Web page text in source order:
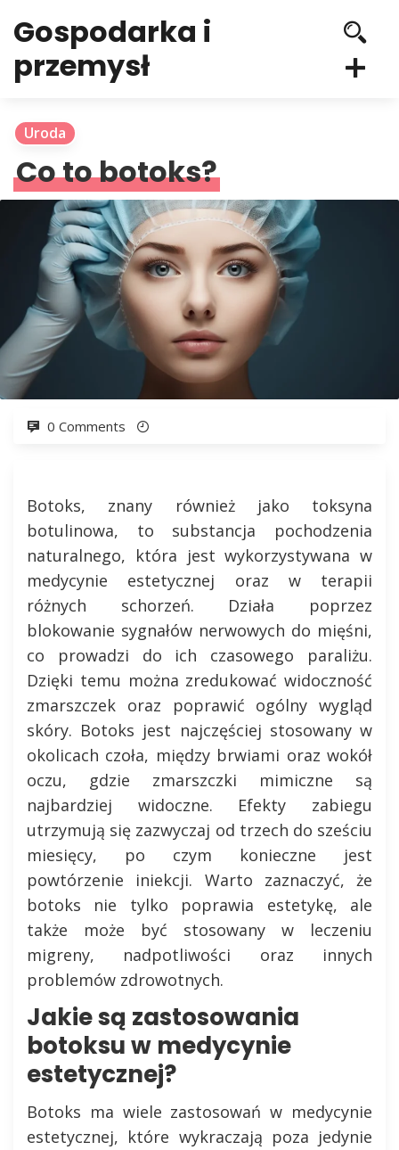
Gospodarka i
przemysł
Uroda
Co to botoks?
0 Comments
Botoks, znany również jako toksyna
botulinowa, to substancja pochodzenia
naturalnego, która jest wykorzystywana w
medycynie estetycznej oraz w terapii
różnych schorzeń. Działa poprzez
blokowanie sygnałów nerwowych do mięśni,
co prowadzi do ich czasowego paraliżu.
Dzięki temu można zredukować widoczność
zmarszczek oraz poprawić ogólny wygląd
skóry. Botoks jest najczęściej stosowany w
okolicach czoła, między brwiami oraz wokół
oczu, gdzie zmarszczki mimiczne są
najbardziej widoczne. Efekty zabiegu
utrzymują się zazwyczaj od trzech do sześciu
miesięcy, po czym konieczne jest
powtórzenie iniekcji. Warto zaznaczyć, że
botoks nie tylko poprawia estetykę, ale
także może być stosowany w leczeniu
migreny, nadpotliwości oraz innych
problemów zdrowotnych.
Jakie są zastosowania
botoksu w medycynie
estetycznej?
Botoks ma wiele zastosowań w medycynie
estetycznej, które wykraczają poza jedynie